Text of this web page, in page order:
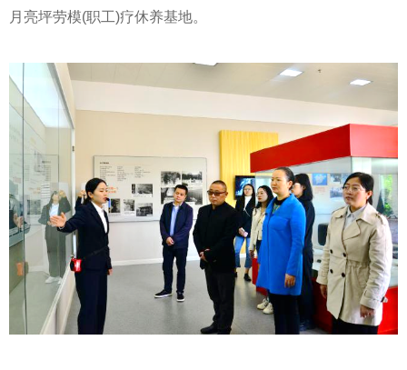
月亮坪劳模(职工)疗休养基地。